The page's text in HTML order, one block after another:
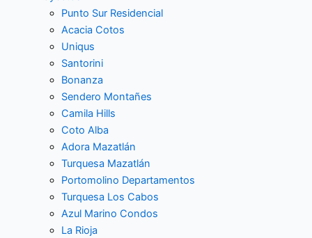
Punto Sur Residencial
Acacia Cotos
Uniqus
Santorini
Bonanza
Sendero Montañes
Camila Hills
Coto Alba
Adora Mazatlán
Turquesa Mazatlán
Portomolino Departamentos
Turquesa Los Cabos
Azul Marino Condos
La Rioja